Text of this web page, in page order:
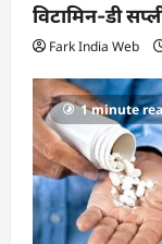
विटामिन-डी
Fark India Web
1 minute